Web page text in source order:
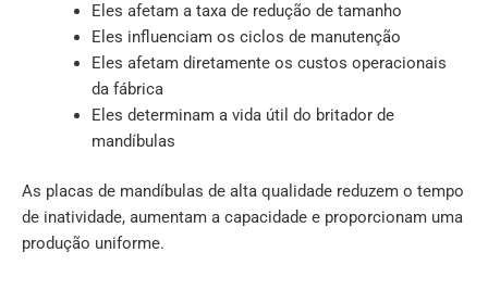
Eles afetam a taxa de redução de tamanho
Eles influenciam os ciclos de manutenção
Eles afetam diretamente os custos operacionais
da fábrica
Eles determinam a vida útil do britador de
mandíbulas
As placas de mandíbulas de alta qualidade reduzem o tempo
de inatividade, aumentam a capacidade e proporcionam uma
produção uniforme.